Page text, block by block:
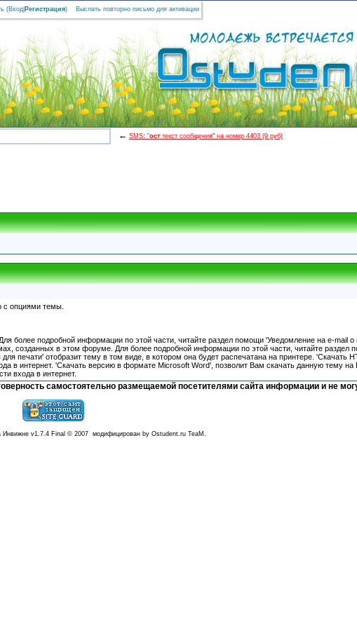
(Вход Регистрация) Выслать повторно письмо для активации
← SMS: "осттекст сообщения" на номер 4403 (9 руб)
с опциями темы.
более подробной информации по этой части, читайте раздел помощи 'Уведомление на e-mail
созданных в этом форуме. Для более подробной информации по этой части, читайте раздел
печати' отобразит тему в том виде, в котором она будет распечатана на принтере. 'Скачать
в интернет. 'Скачать версию в формате Microsoft Word', позволит Вам скачать данную тему на
входа в интернет.
самостоятельно размещаемой посетителями сайта информации и не
Инвижне v1.7.4 Final © 2007 модифицирован by Ostudent.ru TeaM.